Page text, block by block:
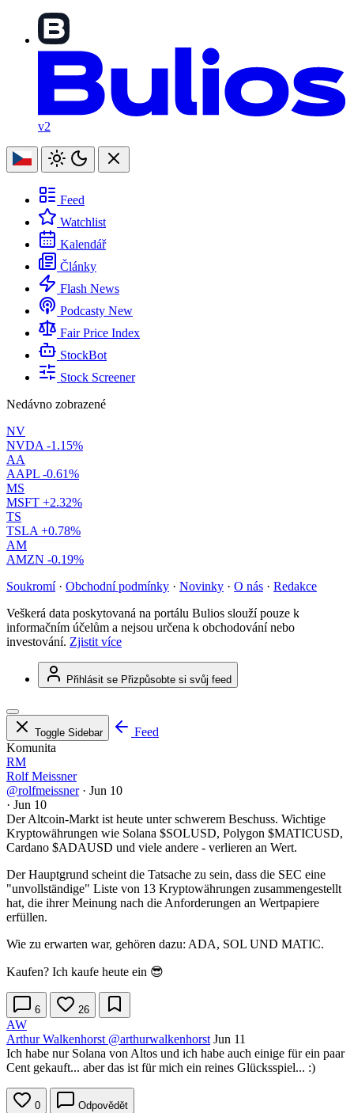
v2
Feed
Watchlist
Kalendář
Články
Flash News
Podcasty New
Fair Price Index
StockBot
Stock Screener
Nedávno zobrazené
NV
NVDA -1.15%
AA
AAPL -0.61%
MS
MSFT +2.32%
TS
TSLA +0.78%
AM
AMZN -0.19%
Soukromí · Obchodní podmínky · Novinky · O nás · Redakce
Veškerá data poskytovaná na portálu Bulios slouží pouze k
informačním účelům a nejsou určena k obchodování nebo
investování. Zjistit více
Přihlásit se Přizpůsobte si svůj feed
Toggle Sidebar
Feed
Komunita
RM
Rolf Meissner
@rolfmeissner · Jun 10
· Jun 10
Der Altcoin-Markt ist heute unter schwerem Beschuss. Wichtige
Kryptowährungen wie Solana $SOLUSD, Polygon $MATICUSD,
Cardano $ADAUSD und viele andere - verlieren an Wert.
Der Hauptgrund scheint die Tatsache zu sein, dass die SEC eine
"unvollständige" Liste von 13 Kryptowährungen zusammengestellt
hat, die ihrer Meinung nach die Anforderungen an Wertpapiere
erfüllen.
Wie zu erwarten war, gehören dazu: ADA, SOL UND MATIC.
Kaufen? Ich kaufe heute ein 😎
6 26
AW
Arthur Walkenhorst @arthurwalkenhorst Jun 11
Ich habe nur Solana von Altos und ich habe auch einige für ein paar
Cent gekauft... aber das ist für mich ein reines Glücksspiel... :)
0 Odpovědět